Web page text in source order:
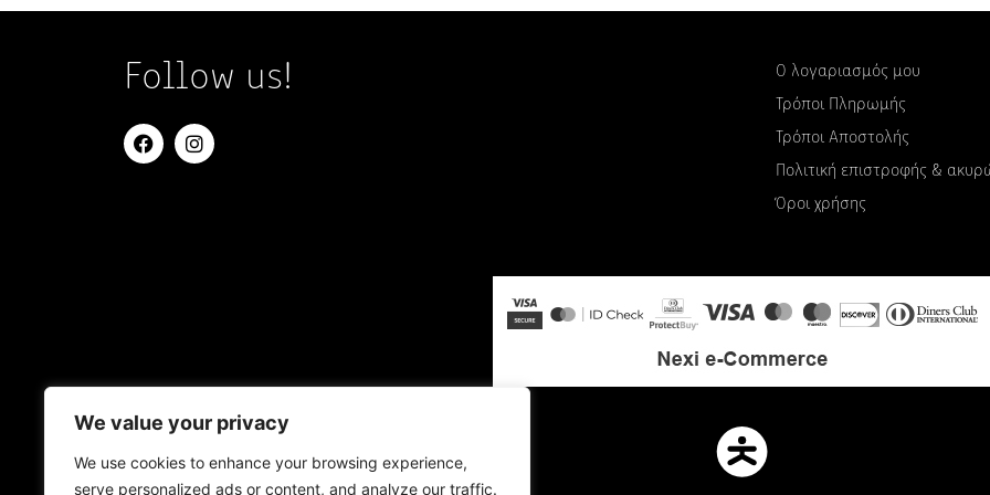
We value your privacy
We use cookies to enhance your browsing experience,
serve personalized ads or content, and analyze our traffic.
Follow us!
Ο λογαριασμός μου
Τρόποι Πληρωμής
Τρόποι Αποστολής
Πολιτική επιστροφής &
Όροι χρήσης